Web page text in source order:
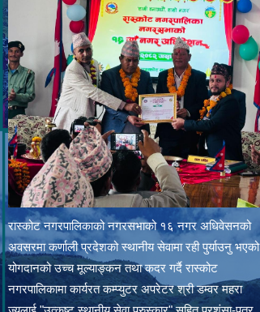
रास्कोट नगरपालिकाको नगरसभाको १६ नगर अधिवेसनको
अवसरमा कर्णाली प्रदेशको स्थानीय सेवामा रही पुर्याउनु भएको
योगदानको उच्च मूल्याङ्कन तथा कदर गर्दै रास्कोट
नगरपालिकामा कार्यरत कम्प्युटर अपरेटर श्री डम्वर महरा